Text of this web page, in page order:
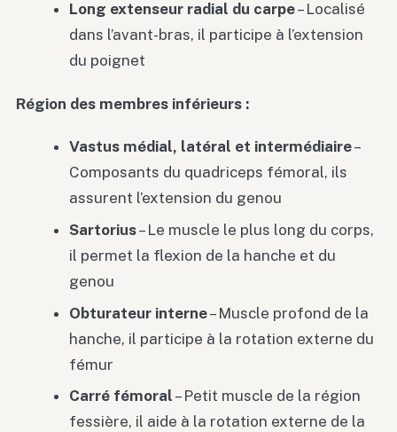
Long extenseur radial du carpe– Localisé
dans l’avant-bras, il participe à l’extension
du poignet
Région des membres inférieurs :
Vastus médial, latéral et intermédiaire–
Composants du quadriceps fémoral, ils
assurent l’extension du genou
Sartorius– Le muscle le plus long du corps,
il permet la flexion de la hanche et du
genou
Obturateur interne– Muscle profond de la
hanche, il participe à la rotation externe du
fémur
Carré fémoral – Petit muscle de la région
fessière, il aide à la rotation externe de la